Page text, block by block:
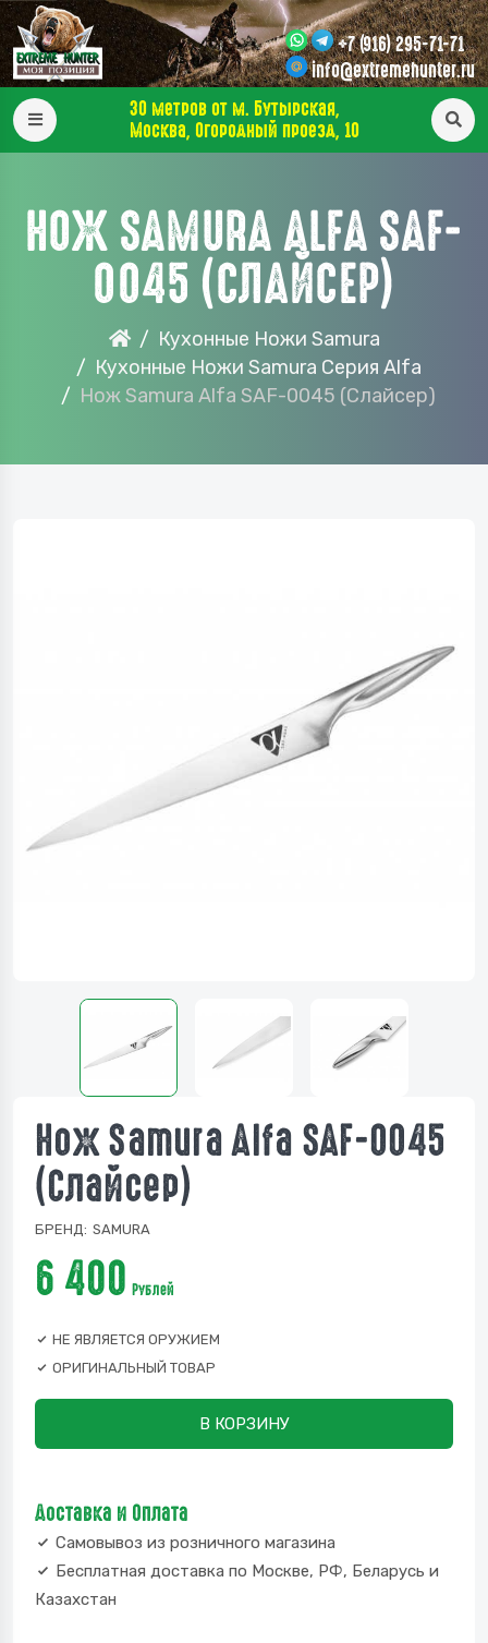
+7 (916) 295-71-71
info@extremehunter.ru
30 метров от м. Бутырская,
Москва, Огородный проезд, 10
НОЖ SAMURA ALFA SAF-
0045 (СЛАЙСЕР)
Кухонные Ножи Samura
Кухонные Ножи Samura Серия Alfa
Нож Samura Alfa SAF-0045 (Слайсер)
Нож Samura Alfa SAF-0045
(Слайсер)
БРЕНД: SAMURA
6 400 Рублей
НЕ ЯВЛЯЕТСЯ ОРУЖИЕМ
ОРИГИНАЛЬНЫЙ ТОВАР
В КОРЗИНУ
Доставка и Оплата
Самовывоз из розничного магазина
Бесплатная доставка по Москве, РФ, Беларусь и
Казахстан